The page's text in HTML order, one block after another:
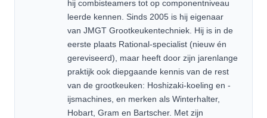
hij combisteamers tot op componentniveau
leerde kennen. Sinds 2005 is hij eigenaar
van JMGT Grootkeukentechniek. Hij is in de
eerste plaats Rational-specialist (nieuw én
gereviseerd), maar heeft door zijn jarenlange
praktijk ook diepgaande kennis van de rest
van de grootkeuken: Hoshizaki-koeling en -
ijsmachines, en merken als Winterhalter,
Hobart, Gram en Bartscher. Met zijn